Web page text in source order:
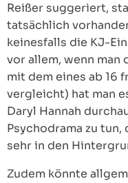
Reißer suggeriert,
tatsächlich
keinesfalls die KJ-
vor allem, wenn man
mit dem eines ab 16
vergleicht) hat man
Daryl Hannah
Psychodrama zu
sehr in den
Zudem könnte